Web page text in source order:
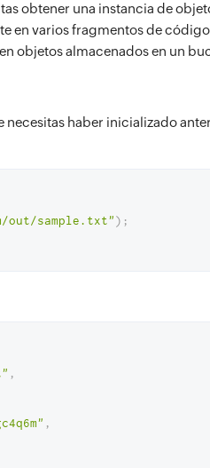
obtener una instancia de
en varios fragmentos de
objetos almacenados en un
necesitas haber inicializado
out/sample.txt") ;
,
,